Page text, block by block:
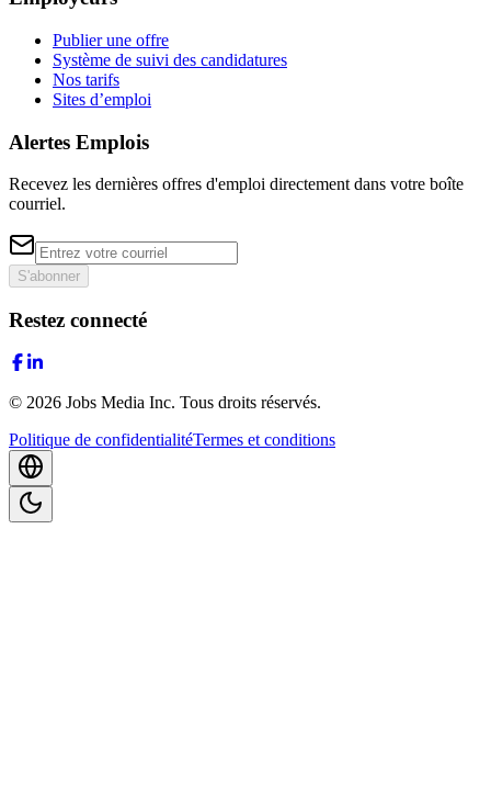
Publier une offre
Système de suivi des candidatures
Nos tarifs
Sites d’emploi
Alertes Emplois
Recevez les dernières offres d'emploi directement dans votre boîte
courriel.
S'abonner
Restez connecté
© 2026 Jobs Media Inc. Tous droits réservés.
Politique de confidentialitéTermes et conditions